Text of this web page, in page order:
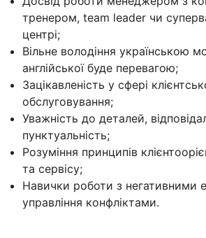
тренером, team leader чи
центрі;
Вільне володіння українською
англійської буде перевагою;
Зацікавленість у сфері
обслуговування;
Уважність до деталей,
пунктуальність;
Розуміння принципів
та сервісу;
Навички роботи з негативними
управління конфліктами.